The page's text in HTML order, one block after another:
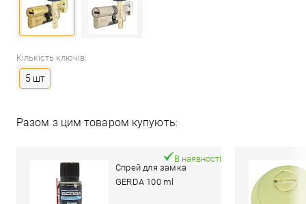
Кількість ключів:
5 шт
Разом з цим товаром купують:
Спрей для замка
GERDA 100 ml
В наявності